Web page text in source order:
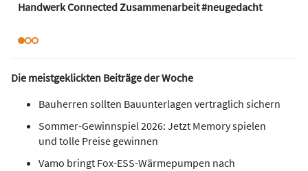
Handwerk Connected Zusammenarbeit #neugedacht
Die meistgeklickten Beiträge der Woche
Bauherren sollten Bauunterlagen vertraglich sichern
Sommer-Gewinnspiel 2026: Jetzt Memory spielen
und tolle Preise gewinnen
Vamo bringt Fox-ESS-Wärmepumpen nach